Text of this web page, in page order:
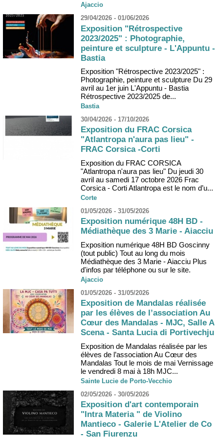
Ajaccio
29/04/2026 - 01/06/2026
Exposition "Rétrospective
2023/2025" : Photographie,
peinture et sculpture - L'Appuntu -
Bastia
Exposition "Rétrospective 2023/2025" :
Photographie, peinture et sculpture Du 29
avril au 1er juin L'Appuntu - Bastia
Rétrospective 2023/2025 de...
Bastia
30/04/2026 - 17/10/2026
Exposition du FRAC Corsica
"Atlantropa n'aura pas lieu" -
FRAC Corsica -Corti
Exposition du FRAC CORSICA
"Atlantropa n'aura pas lieu" Du jeudi 30
avril au samedi 17 octobre 2026 Frac
Corsica - Corti Atlantropa est le nom d’u...
Corte
01/05/2026 - 31/05/2026
Exposition numérique 48H BD -
Médiathèque des 3 Marie - Aiacciu
Exposition numérique 48H BD Goscinny
(tout public) Tout au long du mois
Médiathèque des 3 Marie - Aiacciu Plus
d'infos par téléphone ou sur le site.
Ajaccio
01/05/2026 - 31/05/2026
Exposition de Mandalas réalisée
par les élèves de l’association Au
Cœur des Mandalas - MJC, Salle A
Scena - Santa Lucia di Portivechju
Exposition de Mandalas réalisée par les
élèves de l’association Au Cœur des
Mandalas Tout le mois de mai Vernissage
le vendredi 8 mai à 18h MJC...
Sainte Lucie de Porto-Vecchio
02/05/2026 - 30/05/2026
Exposition d'art contemporain
"Intra Materia " de Violino
Mantieco - Galerie L'Atelier de Co
- San Fiurenzu